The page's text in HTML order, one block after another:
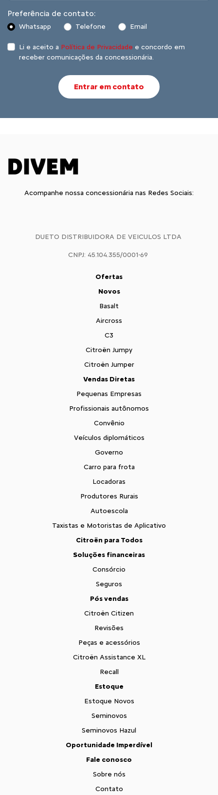
Preferência de contato:
Whatsapp Telefone Email
Li e aceito a Política de Privacidade e concordo em
receber comunicações da concessionária.
Entrar em contato
Acompanhe nossa concessionária nas Redes Sociais:
DUETO DISTRIBUIDORA DE VEICULOS LTDA
CNPJ: 45.104.355/0001-69
Ofertas
Novos
Basalt
Aircross
C3
Citroën Jumpy
Citroën Jumper
Vendas Diretas
Pequenas Empresas
Profissionais autônomos
Convênio
Veículos diplomáticos
Governo
Carro para frota
Locadoras
Produtores Rurais
Autoescola
Taxistas e Motoristas de Aplicativo
Citroën para Todos
Soluções financeiras
Consórcio
Seguros
Pós vendas
Citroën Citizen
Revisões
Peças e acessórios
Citroën Assistance XL
Recall
Estoque
Estoque Novos
Seminovos
Seminovos Hazul
Oportunidade Imperdível
Fale conosco
Sobre nós
Contato